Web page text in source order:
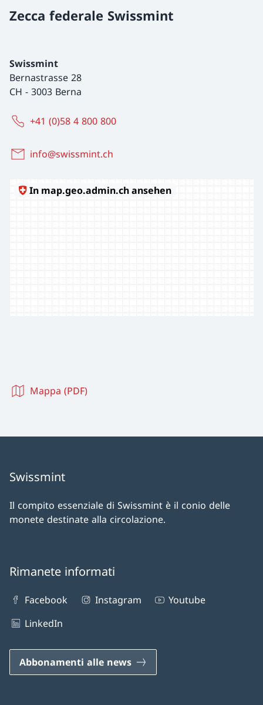
Zecca federale Swissmint
Swissmint
Bernastrasse 28
CH - 3003 Berna
+41 (0)58 4 800 800
info@swissmint.ch
Mappa (PDF)
Swissmint
Il compito essenziale di Swissmint è il conio delle
monete destinate alla circolazione.
Rimanete informati
Facebook Instagram
Youtube
LinkedIn
Abbonamenti alle news